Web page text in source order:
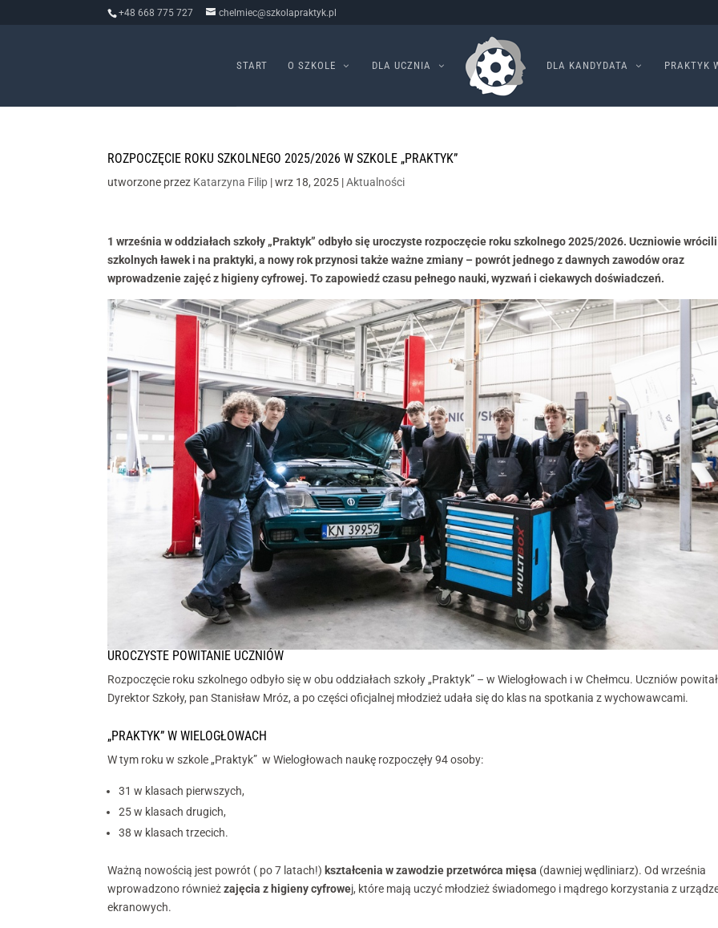
+48 668 775 727 chelmiec@szkolapraktyk.pl
START O SZKOLE DLA UCZNIA DLA KANDYDATA PRAKTYK
ROZPOCZĘCIE ROKU SZKOLNEGO 2025/2026 W SZKOLE „PRAKTYK”
utworzone przez Katarzyna Filip |wrz 18, 2025 |Aktualności
1 września w oddziałach szkoły „Praktyk” odbyło się uroczyste rozpoczęcie roku szkolnego 2025/2026. Uczniowie
szkolnych ławek i na praktyki, a nowy rok przynosi także ważne zmiany – powrót jednego z dawnych zawodów oraz
wprowadzenie zajęć z higieny cyfrowej. To zapowiedź czasu pełnego nauki, wyzwań i ciekawych doświadczeń.
UROCZYSTE POWITANIE UCZNIÓW
Rozpoczęcie roku szkolnego odbyło się w obu oddziałach szkoły „Praktyk” – w Wielogłowach i w Chełmcu. Uczniów powitał
Dyrektor Szkoły, pan Stanisław Mróz, a po części oficjalnej młodzież udała się do klas na spotkania z wychowawcami.
„PRAKTYK” W WIELOGŁOWACH
W tym roku w szkole „Praktyk” w Wielogłowach naukę rozpoczęły 94 osoby:
31 w klasach pierwszych,
25 w klasach drugich,
38 w klasach trzecich.
Ważną nowością jest powrót ( po 7 latach!) kształcenia w zawodzie przetwórca mięsa (dawniej wędliniarz). Od września
wprowadzono równieżzajęcia z higieny cyfrowej, które mają uczyć młodzież świadomego i mądrego korzystania z
ekranowych.